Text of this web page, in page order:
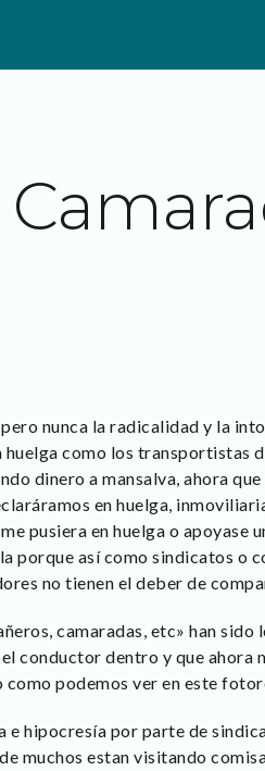
nunca la radicalidad y la
como los transportistas
dinero a mansalva, ahora
en huelga,
pusiera en huelga o apoyase
porque así como sindicatos o
no tienen el deber de
camaradas, etc» han sido
conductor dentro y que ahora
como podemos ver en este
hipocresía por parte de
muchos estan visitando